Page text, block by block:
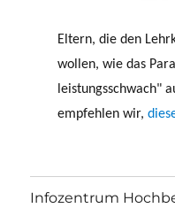
Eltern, die den
wollen, wie das
leistungsschwach"
empfehlen wir,
Infozentrum